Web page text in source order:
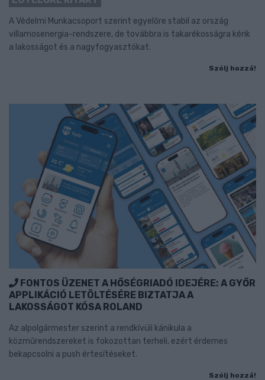
A Védelmi Munkacsoport szerint egyelőre stabil az ország
villamosenergia-rendszere, de továbbra is takarékosságra kérik
a lakosságot és a nagyfogyasztókat.
Szólj hozzá!
FONTOS ÜZENET A HŐSÉGRIADÓ IDEJÉRE: A GYŐR
APPLIKÁCIÓ LETÖLTÉSÉRE BIZTATJA A
LAKOSSÁGOT KÓSA ROLAND
Az alpolgármester szerint a rendkívüli kánikula a
közműrendszereket is fokozottan terheli, ezért érdemes
bekapcsolni a push értesítéseket.
Szólj hozzá!